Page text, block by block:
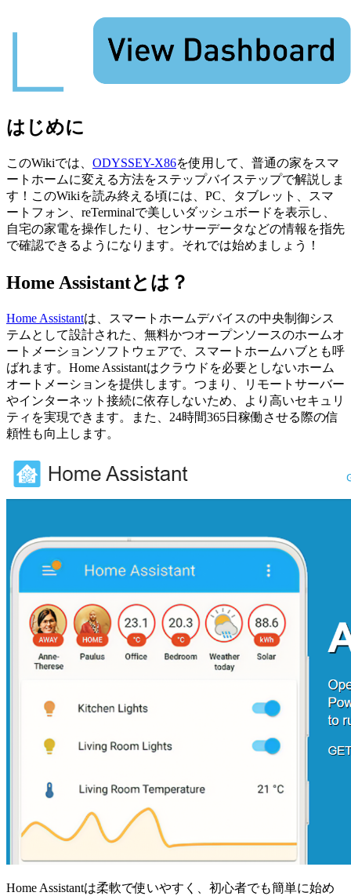
はじめに
このWikiでは、 ODYSSEY-X86を使用して、普通の家をスマ
ートホームに変える方法をステップバイステップで解説しま
す！このWikiを読み終える頃には、PC、タブレット、スマ
ートフォン、reTerminalで美しいダッシュボードを表示し、
自宅の家電を操作したり、センサーデータなどの情報を指先
で確認できるようになります。それでは始めましょう！
Home Assistantとは？
Home Assistantは、スマートホームデバイスの中央制御シス
テムとして設計された、無料かつオープンソースのホームオ
ートメーションソフトウェアで、スマートホームハブとも呼
ばれます。Home Assistantはクラウドを必要としないホーム
オートメーションを提供します。つまり、リモートサーバー
やインターネット接続に依存しないため、より高いセキュリ
ティを実現できます。また、24時間365日稼働させる際の信
頼性も向上します。
Home Assistantは柔軟で使いやすく、初心者でも簡単に始め